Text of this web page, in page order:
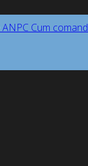
ANPC Cum comand